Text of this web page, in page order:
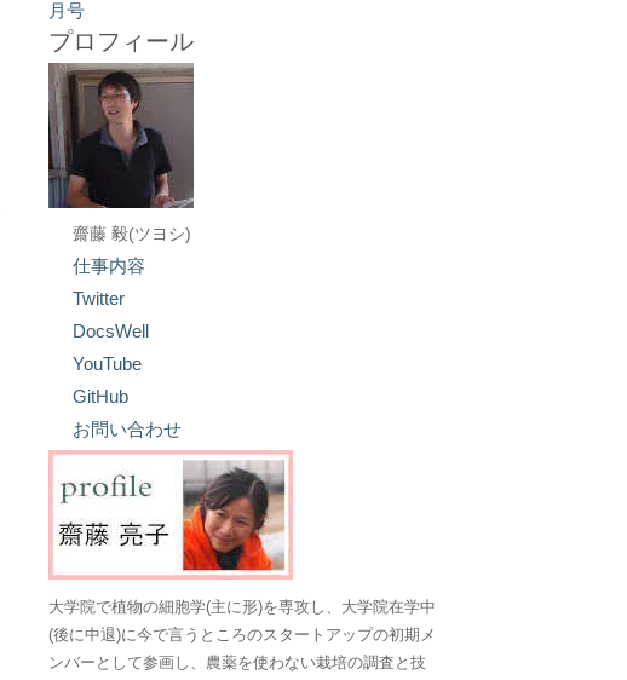
プロフィール
齋藤 毅(ツヨシ)
仕事内容
Twitter
DocsWell
YouTube
GitHub
お問い合わせ
大学院で植物の細胞学(主に形)を専攻し、大学院在学中
(後に中退)に今で言うところのスタートアップの初期メ
ンバーとして参画し、農薬を使わない栽培の調査と技